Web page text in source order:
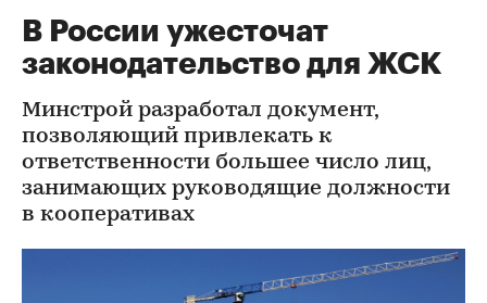
В России ужесточат
законодательство для ЖСК
Минстрой разработал документ,
позволяющий привлекать к
ответственности большее число лиц,
занимающих руководящие должности
в кооперативах